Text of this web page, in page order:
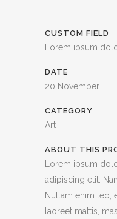
CUSTOM FIELD
Lorem ipsum
DATE
20 November
CATEGORY
Art
ABOUT THIS
Lorem ipsum
adipiscing elit.
Nullam enim leo,
laoreet mattis,